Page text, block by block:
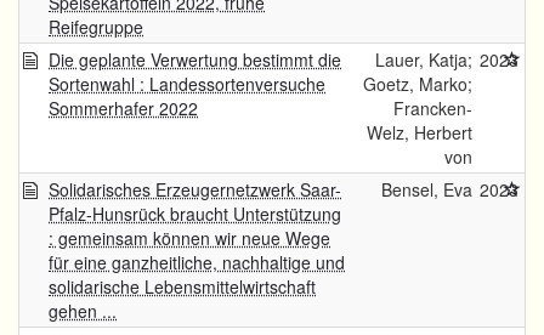
Reifegruppe
Die geplante Verwertung bestimmt die
Sortenwahl : Landessortenversuche
Sommerhafer 2022
Lauer, Katja;
Goetz, Marko;
Francken-
Welz, Herbert
von
2023
Solidarisches Erzeugernetzwerk Saar-
Pfalz-Hunsrück braucht Unterstützung
: gemeinsam können wir neue Wege
für eine ganzheitliche, nachhaltige und
solidarische Lebensmittelwirtschaft
gehen ...
Bensel, Eva 2023